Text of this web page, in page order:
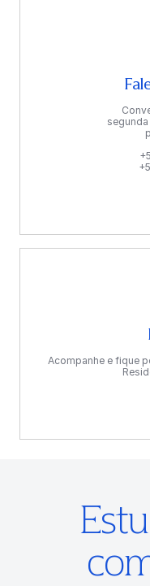
segunda
Acompanhe e fique